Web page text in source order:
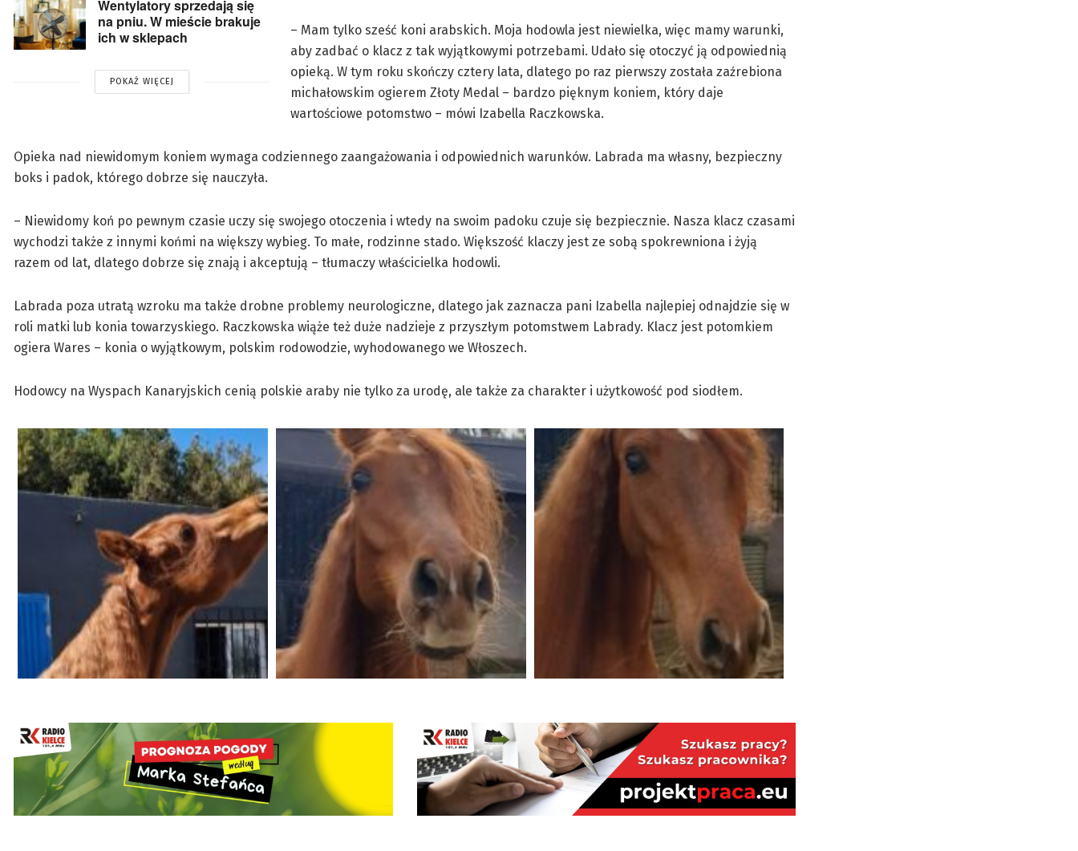
Wentylatory sprzedają się
na pniu. W mieście brakuje
ich w sklepach
POKAŻ WIĘCEJ
– Mam tylko sześć koni arabskich. Moja hodowla jest niewielka, więc mamy warunki,
aby zadbać o klacz z tak wyjątkowymi potrzebami. Udało się otoczyć ją odpowiednią
opieką. W tym roku skończy cztery lata, dlatego po raz pierwszy została zaźrebiona
michałowskim ogierem Złoty Medal – bardzo pięknym koniem, który daje
wartościowe potomstwo – mówi Izabella Raczkowska.
Opieka nad niewidomym koniem wymaga codziennego zaangażowania i odpowiednich warunków. Labrada ma własny, bezpieczny
boks i padok, którego dobrze się nauczyła.
– Niewidomy koń po pewnym czasie uczy się swojego otoczenia i wtedy na swoim padoku czuje się bezpiecznie. Nasza klacz czasami
wychodzi także z innymi końmi na większy wybieg. To małe, rodzinne stado. Większość klaczy jest ze sobą spokrewniona i żyją
razem od lat, dlatego dobrze się znają i akceptują – tłumaczy właścicielka hodowli.
Labrada poza utratą wzroku ma także drobne problemy neurologiczne, dlatego jak zaznacza pani Izabella najlepiej odnajdzie się w
roli matki lub konia towarzyskiego. Raczkowska wiąże też duże nadzieje z przyszłym potomstwem Labrady. Klacz jest potomkiem
ogiera Wares – konia o wyjątkowym, polskim rodowodzie, wyhodowanego we Włoszech.
Hodowcy na Wyspach Kanaryjskich cenią polskie araby nie tylko za urodę, ale także za charakter i użytkowość pod siodłem.